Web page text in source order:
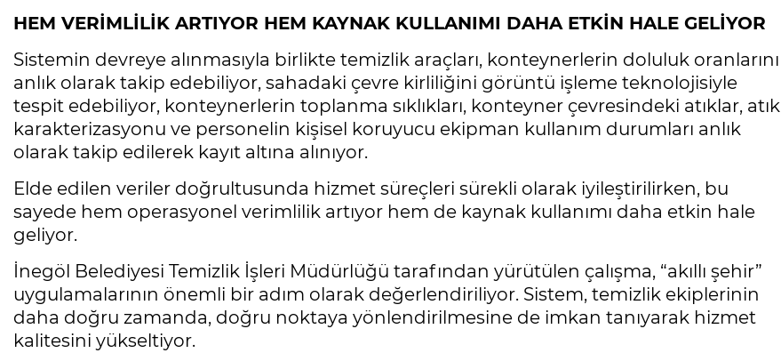
HEM VERİMLİLİK ARTIYOR HEM KAYNAK KULLANIMI DAHA ETKİN HALE GELİYOR
Sistemin devreye alınmasıyla birlikte temizlik araçları, konteynerlerin doluluk oranlarını
anlık olarak takip edebiliyor, sahadaki çevre kirliliğini görüntü işleme teknolojisiyle
tespit edebiliyor, konteynerlerin toplanma sıklıkları, konteyner çevresindeki atıklar, atık
karakterizasyonu ve personelin kişisel koruyucu ekipman kullanım durumları anlık
olarak takip edilerek kayıt altına alınıyor.
Elde edilen veriler doğrultusunda hizmet süreçleri sürekli olarak iyileştirilirken, bu
sayede hem operasyonel verimlilik artıyor hem de kaynak kullanımı daha etkin hale
geliyor.
İnegöl Belediyesi Temizlik İşleri Müdürlüğü tarafından yürütülen çalışma, “akıllı şehir”
uygulamalarının önemli bir adım olarak değerlendiriliyor. Sistem, temizlik ekiplerinin
daha doğru zamanda, doğru noktaya yönlendirilmesine de imkan tanıyarak hizmet
kalitesini yükseltiyor.